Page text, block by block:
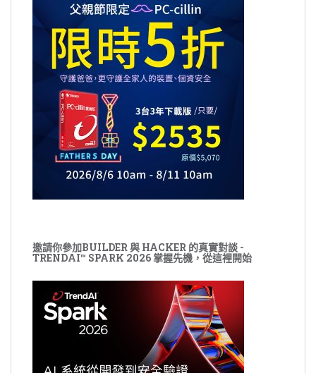
邀請你參加BUILDER 與 HACKER 的真實對談 -
TRENDAI™ SPARK 2026 掌握先機，從這裡開始